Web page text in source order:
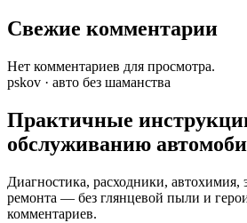
Свежие комментарии
Нет комментариев для просмотра.
pskov · авто без шаманства
Практичные
обслуживанию
Диагностика, расходники, автохимия,
ремонта — без глянцевой пыли и
комментариев.